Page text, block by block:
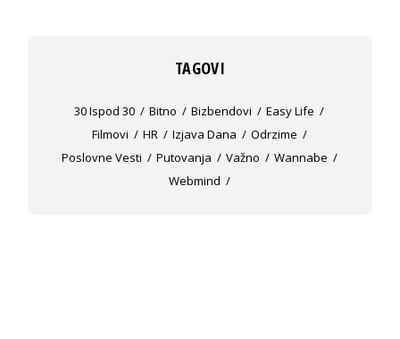
TAGOVI
30 Ispod 30 Bitno Bizbendovi
Easy Life
Filmovi
HR Izjava Dana
Odrzime
Poslovne Vesti
Putovanja Važno
Wannabe
Webmind